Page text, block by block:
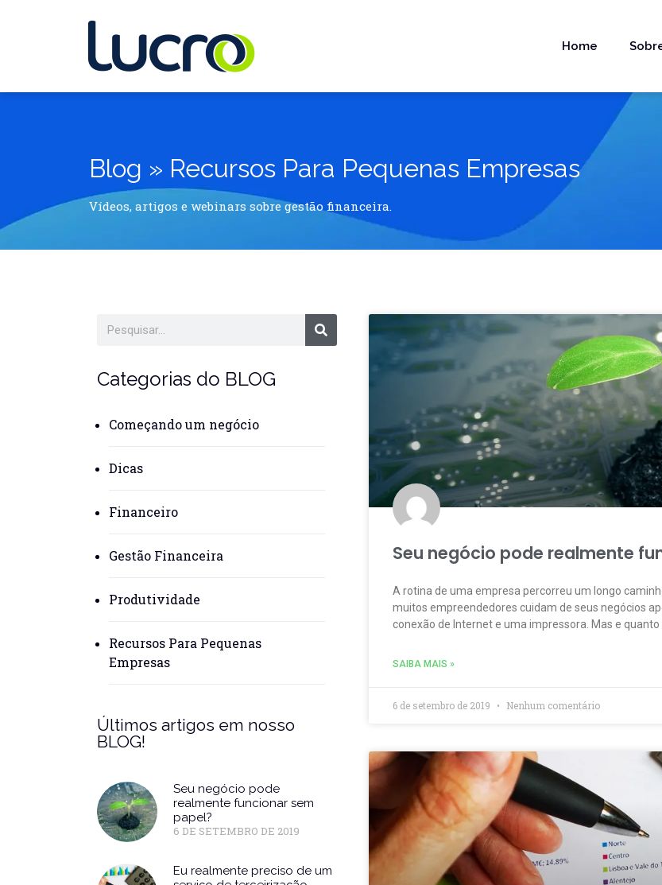
Home
Blog » Recursos Para Pequenas Empresas
Vídeos, artigos e webinars sobre gestão financeira.
Categorias do BLOG
Começando um negócio
Dicas
Financeiro
Gestão Financeira
Produtividade
Recursos Para Pequenas
Empresas
Últimos artigos em nosso
BLOG!
Seu negócio pode
realmente funcionar sem
papel?
6 DE SETEMBRO DE 2019
Eu realmente preciso de um
Seu negócio pode realmente
A rotina de uma empresa percorreu um longo
muitos empreendedores cuidam de seus negócios
conexão de Internet e uma impressora. Mas e
SAIBA MAIS »
6 de setembro de 2019 Nenhum comentário